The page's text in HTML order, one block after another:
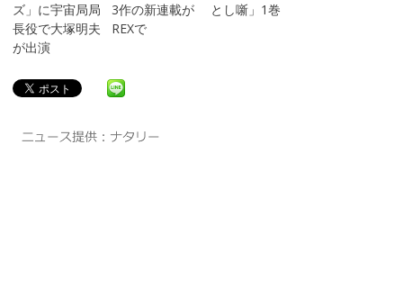
ズ」に宇宙局局
長役で大塚明夫
が出演
3作の新連載が
REXで
とし噺」1巻